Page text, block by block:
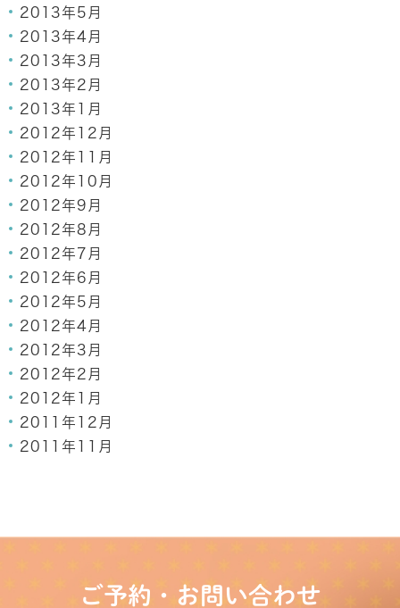
2013年5月
2013年4月
2013年3月
2013年2月
2013年1月
2012年12月
2012年11月
2012年10月
2012年9月
2012年8月
2012年7月
2012年6月
2012年5月
2012年4月
2012年3月
2012年2月
2012年1月
2011年12月
2011年11月
ご予約・お問い合わせ